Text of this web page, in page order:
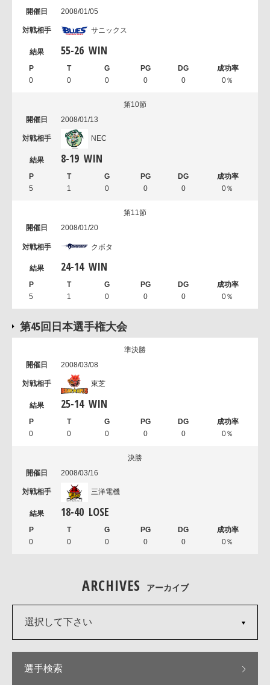
2008/01/05
サニックス
55-26 WIN
0 0 0 0 0 0％
第10節
2008/01/13
NEC
8-19 WIN
5 1 0 0 0 0％
第11節
2008/01/20
クボタ
24-14 WIN
5 1 0 0 0 0％
第45回日本選手権大会
準決勝
2008/03/08
東芝
25-14 WIN
0 0 0 0 0 0％
決勝
2008/03/16
三洋電機
18-40 LOSE
0 0 0 0 0 0％
ARCHIVES アーカイブ
選択して下さい
選手検索